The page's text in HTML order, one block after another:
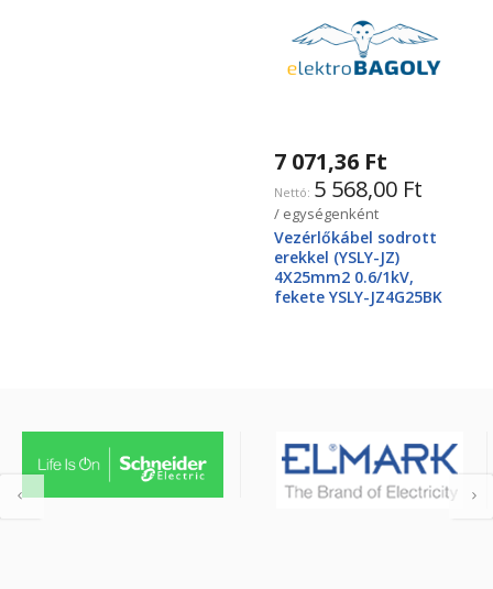
7 071,36 Ft
5 568,00 Ft
/ egységenként
Vezérlőkábel sodrott
erekkel (YSLY-JZ)
4X25mm2 0.6/1kV,
fekete YSLY-JZ4G25BK